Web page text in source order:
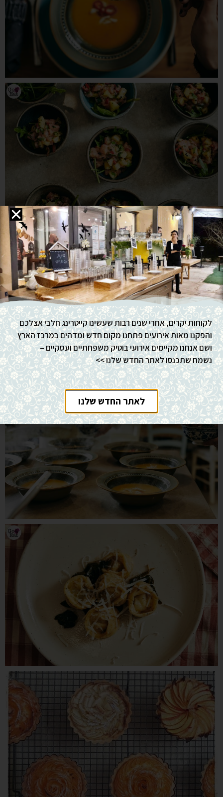
לקוחות יקרים, אחרי שנים רבות שעשינו קייטרינג חלבי אצלכם
והפקנו מאות אירועים פתחנו מקום חדש ומדהים במרכז הארץ
ושם אנחנו מקיימים אירועי בוטיק משפחתיים ועסקיים –
נשמח שתכנסו לאתר החדש שלנו >>
לאתר החדש שלנו